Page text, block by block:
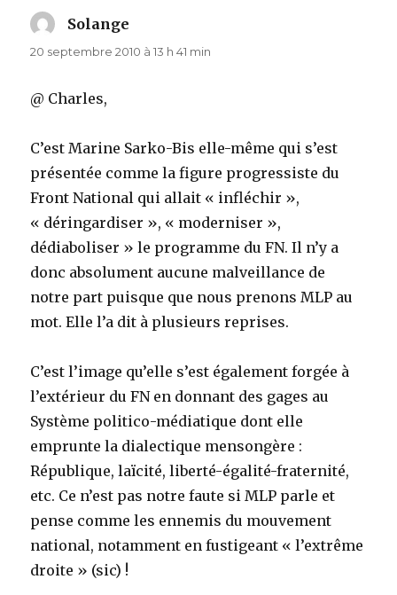
Solange
20 septembre 2010 à 13 h 41 min
@ Charles,
C’est Marine Sarko-Bis elle-même qui s’est
présentée comme la figure progressiste du
Front National qui allait « infléchir »,
« déringardiser », « moderniser »,
dédiaboliser » le programme du FN. Il n’y a
donc absolument aucune malveillance de
notre part puisque que nous prenons MLP au
mot. Elle l’a dit à plusieurs reprises.
C’est l’image qu’elle s’est également forgée à
l’extérieur du FN en donnant des gages au
Système politico-médiatique dont elle
emprunte la dialectique mensongère :
République, laïcité, liberté-égalité-fraternité,
etc. Ce n’est pas notre faute si MLP parle et
pense comme les ennemis du mouvement
national, notamment en fustigeant « l’extrême
droite » (sic) !